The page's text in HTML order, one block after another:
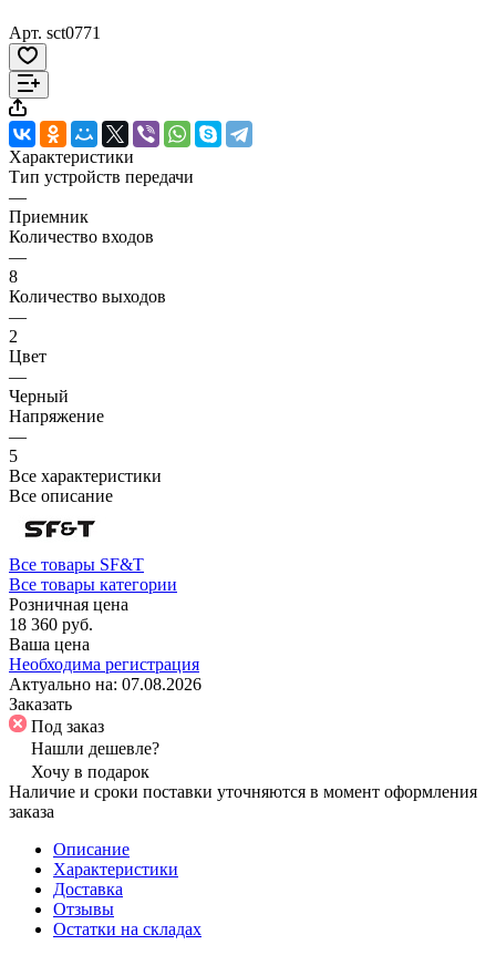
Арт. sct0771
Характеристики
Тип устройств передачи
—
Приемник
Количество входов
—
8
Количество выходов
—
2
Цвет
—
Черный
Напряжение
—
5
Все характеристики
Все описание
Все товары SF&T
Все товары категории
Розничная цена
18 360 руб.
Ваша цена
Необходима регистрация
Актуально на: 07.08.2026
Заказать
Под заказ
Нашли дешевле?
Хочу в подарок
Наличие и сроки поставки уточняются в момент оформления
заказа
Описание
Характеристики
Доставка
Отзывы
Остатки на складах